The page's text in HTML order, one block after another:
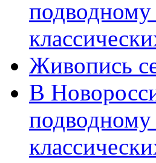
подводному
Живопись
В
подводному